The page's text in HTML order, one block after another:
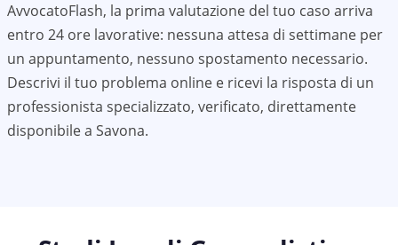
AvvocatoFlash, la prima valutazione del tuo caso arriva
entro 24 ore lavorative: nessuna attesa di settimane per
un appuntamento, nessuno spostamento necessario.
Descrivi il tuo problema online e ricevi la risposta di un
professionista specializzato, verificato, direttamente
disponibile a Savona.